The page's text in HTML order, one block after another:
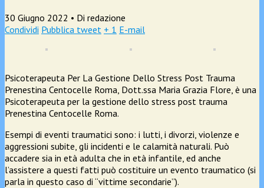
30 Giugno 2022 • Di redazione
Condividi Pubblica tweet + 1 E-mail
Psicoterapeuta Per La Gestione Dello Stress Post Trauma
Prenestina Centocelle Roma, Dott.ssa Maria Grazia Flore, è una
Psicoterapeuta per la gestione dello stress post trauma
Prenestina Centocelle Roma.
Esempi di eventi traumatici sono: i lutti, i divorzi, violenze e
aggressioni subite, gli incidenti e le calamità naturali. Può
accadere sia in età adulta che in età infantile, ed anche
l’assistere a questi fatti può costituire un evento traumatico (si
parla in questo caso di “vittime secondarie”).